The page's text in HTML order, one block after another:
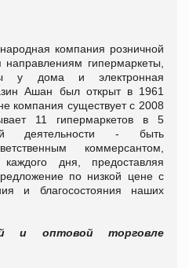
компания розничной
направлениям гипермаркеты,
у дома и электронная
Ашан был открыт в 1961
компания существует с 2008
11 гипермаркетов в 5
деятельности - быть
коммерсантом,
дня, предоставляя
по низкой цене с
и благосостояния наших
и оптовой торговле